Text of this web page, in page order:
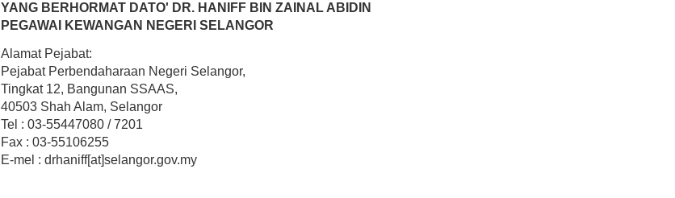
YANG BERHORMAT DATO' DR. HANIFF BIN ZAINAL ABIDIN
PEGAWAI KEWANGAN NEGERI SELANGOR
Alamat Pejabat:
Pejabat Perbendaharaan Negeri Selangor,
Tingkat 12, Bangunan SSAAS,
40503 Shah Alam, Selangor
Tel : 03-55447080 / 7201
Fax : 03-55106255
E-mel : drhaniff[at]selangor.gov.my